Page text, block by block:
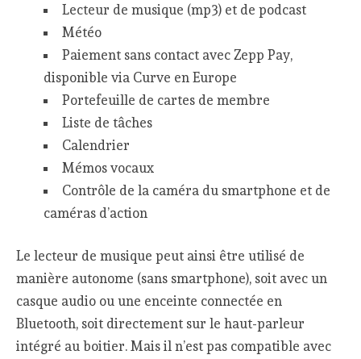
Lecteur de musique (mp3) et de podcast
Météo
Paiement sans contact avec Zepp Pay,
disponible via Curve en Europe
Portefeuille de cartes de membre
Liste de tâches
Calendrier
Mémos vocaux
Contrôle de la caméra du smartphone et de
caméras d’action
Le lecteur de musique peut ainsi être utilisé de
manière autonome (sans smartphone), soit avec un
casque audio ou une enceinte connectée en
Bluetooth, soit directement sur le haut-parleur
intégré au boitier. Mais il n’est pas compatible avec